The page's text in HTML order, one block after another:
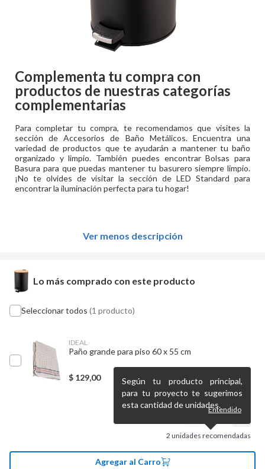
Complementa tu compra con
productos de nuestras categorías
complementarias
Para completar tu compra, te recomendamos que visites la
sección de Accesorios de Baño Metálicos. Encuentra una
variedad de productos que te ayudarán a mantener tu baño
organizado y limpio. También puedes encontrar Bolsas para
Basura para que puedas mantener tu basurero siempre limpio.
¡No te olvides de visitar la sección de LED Standard para
encontrar la iluminación perfecta para tu hogar!
Ver menos descripción
Lo más comprado con este producto
Seleccionar todos (1 producto)
IDEAL
Paño grande para piso 60 x 55 cm
$ 129,00
2 unidades recomendadas
Según tu producto principal,
para tu proyecto te sugerimos
esta cantidad de unidades.Entendido
Agregar al Carro